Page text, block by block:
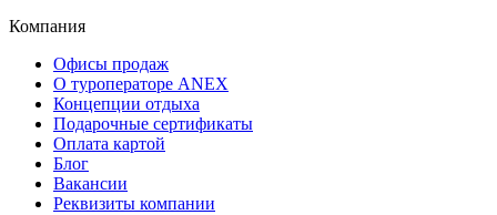
Компания
Офисы продаж
О туроператоре ANEX
Концепции отдыха
Подарочные сертификаты
Оплата картой
Блог
Вакансии
Реквизиты компании